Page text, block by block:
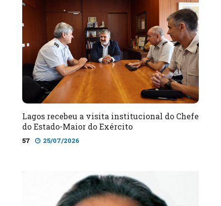
Lagos recebeu a visita institucional do Chefe
do Estado-Maior do Exército
57 25/07/2026